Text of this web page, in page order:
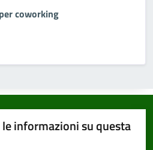
coworking
informazioni su questa